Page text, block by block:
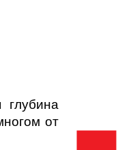
от